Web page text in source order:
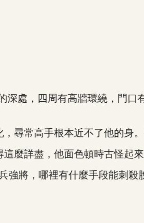
處，四周有高牆環繞，門口
尋常高手根本近不了他的身
詳盡，他面色頓時古怪起來
將，哪裡有什麼手段能刺殺